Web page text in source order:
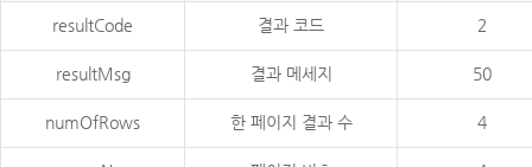
resultCode 결과 코드 2
resultMsg 결과 메세지 50
numOfRows 한 페이지 결과 수 4